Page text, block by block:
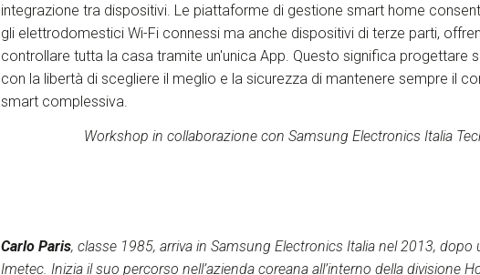
integrazione tra dispositivi. Le piattaforme di gestione smart home
gli elettrodomestici Wi-Fi connessi ma anche dispositivi di terze parti,
controllare tutta la casa tramite un'unica App. Questo significa progettare
con la libertà di scegliere il meglio e la sicurezza di mantenere sempre il
smart complessiva.
Workshop in collaborazione con Samsung Electronics Italia
Carlo Paris, classe 1985, arriva in Samsung Electronics Italia nel 2013, dopo
Imetec. Inizia il suo percorso nell’azienda coreana all’interno della divisione